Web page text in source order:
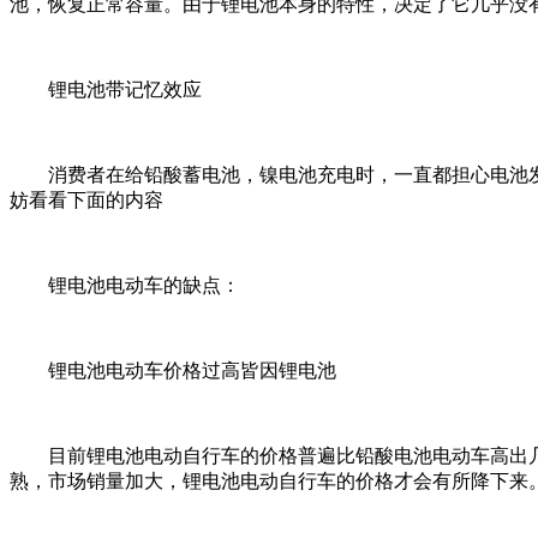
池，恢复正常容量。由于锂电池本身的特性，决定了它几乎
锂电池带记忆效应
消费者在给铅酸蓄电池，镍电池充电时，一直都担心电池
妨看看下面的内容
锂电池电动车的缺点：
锂电池电动车价格过高皆因锂电池
目前锂电池电动自行车的价格普遍比铅酸电池电动车高出
熟，市场销量加大，锂电池电动自行车的价格才会有所降下来